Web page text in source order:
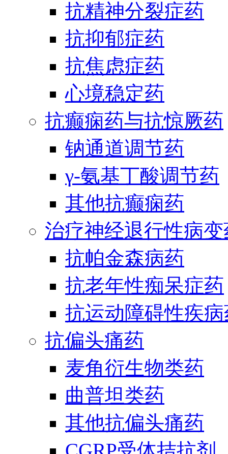
抗精神分裂症药
抗抑郁症药
抗焦虑症药
心境稳定药
抗癫痫药与抗惊厥药
钠通道调节药
γ-氨基丁酸调节药
其他抗癫痫药
治疗神经退行性病
抗帕金森病药
抗老年性痴呆症药
抗运动障碍性疾
抗偏头痛药
麦角衍生物类药
曲普坦类药
其他抗偏头痛药